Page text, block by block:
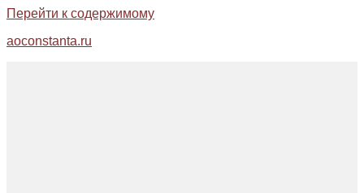
Перейти к содержимому
aoconstanta.ru